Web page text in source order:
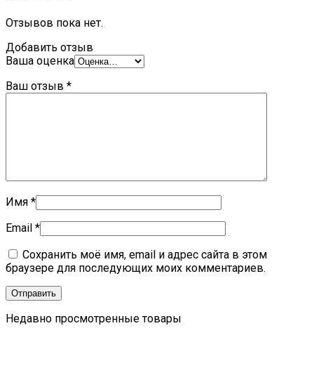
Отзывов пока нет.
Добавить отзыв
Ваша оценка
Ваш отзыв *
Имя *
Email *
Сохранить моё имя, email и адрес сайта в этом
браузере для последующих моих комментариев.
Недавно просмотренные товары